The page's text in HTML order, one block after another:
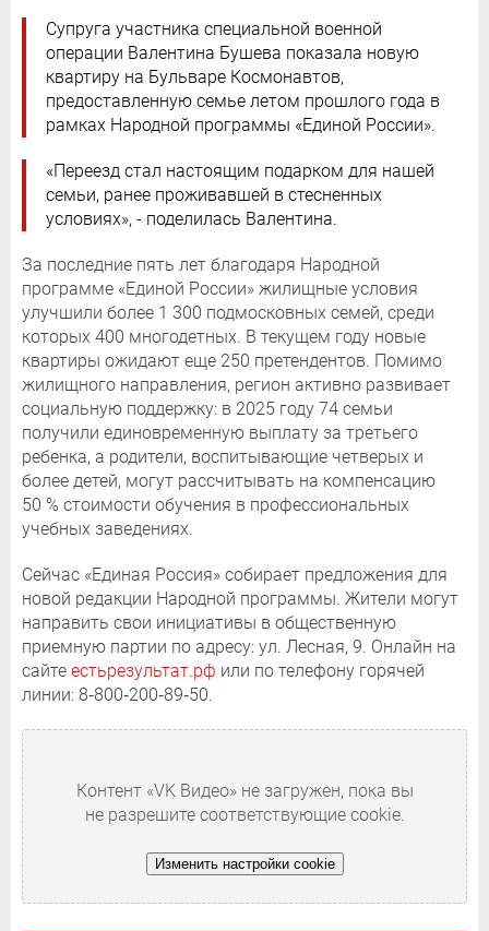
Супруга участника специальной военной
операции Валентина Бушева показала новую
квартиру на Бульваре Космонавтов,
предоставленную семье летом прошлого года в
рамках Народной программы «Единой России».
«Переезд стал настоящим подарком для нашей
семьи, ранее проживавшей в стесненных
условиях», - поделилась Валентина.
За последние пять лет благодаря Народной
программе «Единой России» жилищные условия
улучшили более 1 300 подмосковных семей, среди
которых 400 многодетных. В текущем году новые
квартиры ожидают еще 250 претендентов. Помимо
жилищного направления, регион активно развивает
социальную поддержку: в 2025 году 74 семьи
получили единовременную выплату за третьего
ребенка, а родители, воспитывающие четверых и
более детей, могут рассчитывать на компенсацию
50 % стоимости обучения в профессиональных
учебных заведениях.
Сейчас «Единая Россия» собирает предложения для
новой редакции Народной программы. Жители могут
направить свои инициативы в общественную
приемную партии по адресу: ул. Лесная, 9. Онлайн на
сайте естьрезультат.рф или по телефону горячей
линии: 8‑800‑200‑89‑50.
Контент «VK Видео» не загружен, пока вы
не разрешите соответствующие cookie.
Изменить настройки cookie